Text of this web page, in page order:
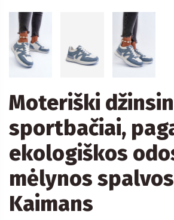
Moteriški
sportbačiai,
ekologiškos
mėlynos spalvos
Kaimans